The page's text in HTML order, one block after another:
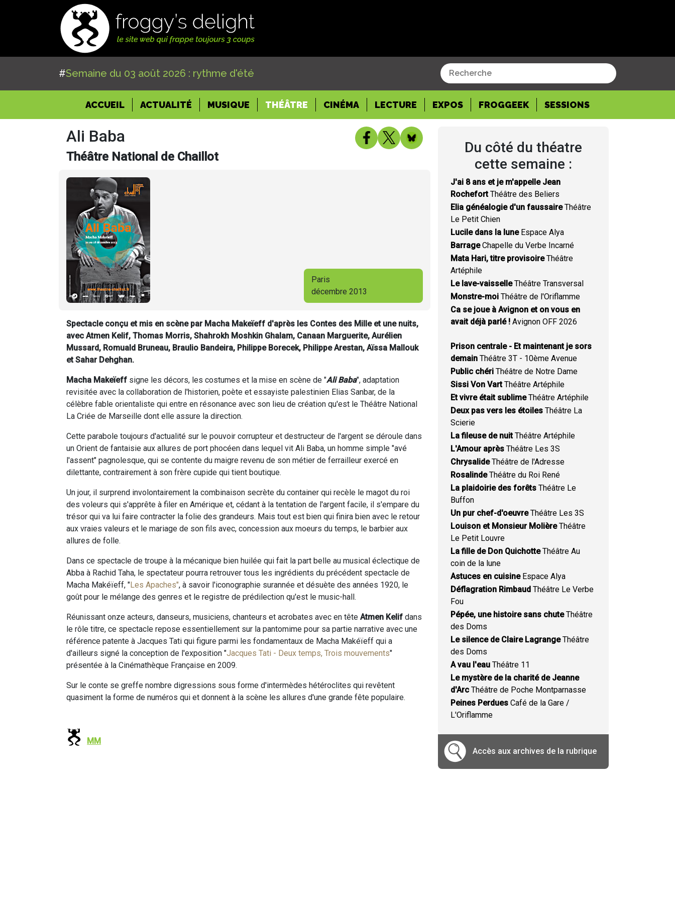
#Semaine du 03 août 2026 : rythme d'été
ACCUEIL(CURRENT)
ACTUALITÉ MUSIQUE THÉÂTRE CINÉMA LECTURE EXPOS FROGGEEK SESSIONS
Ali Baba
Théâtre National de Chaillot
Paris
décembre 2013
Spectacle conçu et mis en scène par Macha Makeïeff d'après les Contes des Mille et une nuits,
avec Atmen Kelif, Thomas Morris, Shahrokh Moshkin Ghalam, Canaan Marguerite, Aurélien
Mussard, Romuald Bruneau, Braulio Bandeira, Philippe Borecek, Philippe Arestan, Aïssa Mallouk
et Sahar Dehghan.
Macha Makeïeff signe les décors, les costumes et la mise en scène de "Ali Baba", adaptation
revisitée avec la collaboration de l'historien, poète et essayiste palestinien Elias Sanbar, de la
célèbre fable orientaliste qui entre en résonance avec son lieu de création qu'est le Théâtre National
La Criée de Marseille dont elle assure la direction.
Cette parabole toujours d'actualité sur le pouvoir corrupteur et destructeur de l'argent se déroule dans
un Orient de fantaisie aux allures de port phocéen dans lequel vit Ali Baba, un homme simple "avé
l'assent" pagnolesque, qui se contente du maigre revenu de son métier de ferrailleur exercé en
dilettante, contrairement à son frère cupide qui tient boutique.
Un jour, il surprend involontairement la combinaison secrète du container qui recèle le magot du roi
des voleurs qui s'apprête à filer en Amérique et, cédant à la tentation de l'argent facile, il s'empare du
trésor qui va lui faire contracter la folie des grandeurs. Mais tout est bien qui finira bien avec le retour
aux vraies valeurs et le mariage de son fils avec, concession aux moeurs du temps, le barbier aux
allures de folle.
Dans ce spectacle de troupe à la mécanique bien huilée qui fait la part belle au musical éclectique de
Abba à Rachid Taha, le spectateur pourra retrouver tous les ingrédients du précédent spectacle de
Macha Makéïeff, "Les Apaches", à savoir l'iconographie surannée et désuète des années 1920, le
goût pour le mélange des genres et le registre de prédilection qu'est le music-hall.
Réunissant onze acteurs, danseurs, musiciens, chanteurs et acrobates avec en tête Atmen Kelif dans
le rôle titre, ce spectacle repose essentiellement sur la pantomime pour sa partie narrative avec une
référence patente à Jacques Tati qui figure parmi les fondamentaux de Macha Makéïeff qui a
d'ailleurs signé la conception de l'exposition "Jacques Tati - Deux temps, Trois mouvements"
présentée à la Cinémathèque Française en 2009.
Sur le conte se greffe nombre digressions sous forme d'intermèdes hétéroclites qui revêtent
quasiment la forme de numéros qui et donnent à la scène les allures d'une grande fête populaire.
MM
Du côté du théatre
cette semaine :
J'ai 8 ans et je m'appelle Jean
RochefortThéâtre des Beliers
Elia généalogie d'un faussaireThéâtre
Le Petit Chien
Lucile dans la luneEspace Alya
BarrageChapelle du Verbe Incarné
Mata Hari, titre provisoireThéâtre
Artéphile
Le lave-vaisselleThéâtre Transversal
Monstre-moi Théâtre de l'Oriflamme
Ca se joue à Avignon et on vous en
avait déjà parlé ! Avignon OFF 2026
Prison centrale - Et maintenant je sors
demain Théâtre 3T - 10ème Avenue
Public chéri Théâtre de Notre Dame
Sissi Von VartThéâtre Artéphile
Et vivre était sublimeThéâtre Artéphile
Deux pas vers les étoiles Théâtre La
Scierie
La fileuse de nuitThéâtre Artéphile
L'Amour après Théâtre Les 3S
ChrysalideThéâtre de l'Adresse
RosalindeThéâtre du Roi René
La plaidoirie des forêts Théâtre Le
Buffon
Un pur chef-d'oeuvreThéâtre Les 3S
Louison et Monsieur MolièreThéâtre
Le Petit Louvre
La fille de Don QuichotteThéâtre Au
coin de la lune
Astuces en cuisineEspace Alya
Déflagration Rimbaud Théâtre Le Verbe
Fou
Pépée, une histoire sans chuteThéâtre
des Doms
Le silence de Claire LagrangeThéâtre
des Doms
A vau l'eau Théâtre 11
Le mystère de la charité de Jeanne
d'Arc Théâtre de Poche Montparnasse
Peines Perdues Café de la Gare /
L'Oriflamme
Accès aux archives de la rubrique